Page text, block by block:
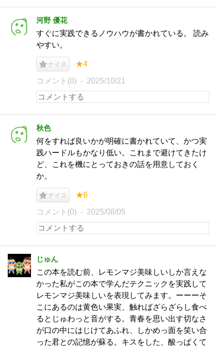
河野 優花
すぐに実践できるノウハウが書かれている。 読み
やすい。
ナイス ★4
コメント(0) 2025/10/21
秋色
何をすれば良いかが明確に書かれていて、かつ実
践ハードルもかなり低い。これまで避けてきたけ
ど、これを機にとっておきの話を用意しておく
か。
ナイス ★6
コメント(0) 2025/08/05
じゅん
この本を読む前、レモンマジ美味しいしか言えな
かった私がこの本で学んだテクニックを実践して
レモンマジ美味しいを表現してみます。ーーーそ
こにあるのは黄色い果実、触ればざらざらし食べ
るとじゅわっと音がする。青春を思い出す切なさ
が口の中にはじけてあふれ、しかめっ面を笑い合
った君との記憶が蘇る。キスをした、酸っぱくて